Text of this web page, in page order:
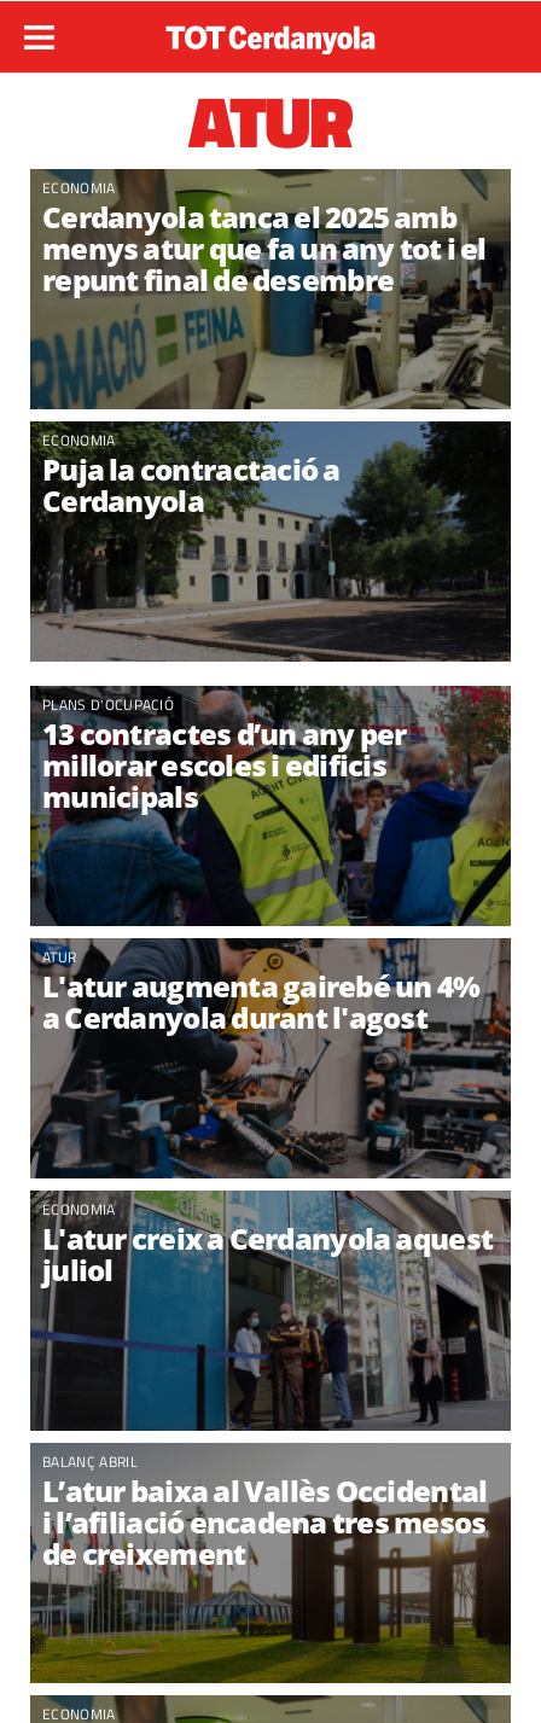
ATUR
ECONOMIA
Cerdanyola tanca el 2025 amb
menys atur que fa un any tot i el
repunt final de desembre
ECONOMIA
Puja la contractació a
Cerdanyola
PLANS D'OCUPACIÓ
13 contractes d’un any per
millorar escoles i edificis
municipals
ATUR
L'atur augmenta gairebé un 4%
a Cerdanyola durant l'agost
ECONOMIA
L'atur creix a Cerdanyola aquest
juliol
BALANÇ ABRIL
L’atur baixa al Vallès Occidental
i l’afiliació encadena tres mesos
de creixement
ECONOMIA